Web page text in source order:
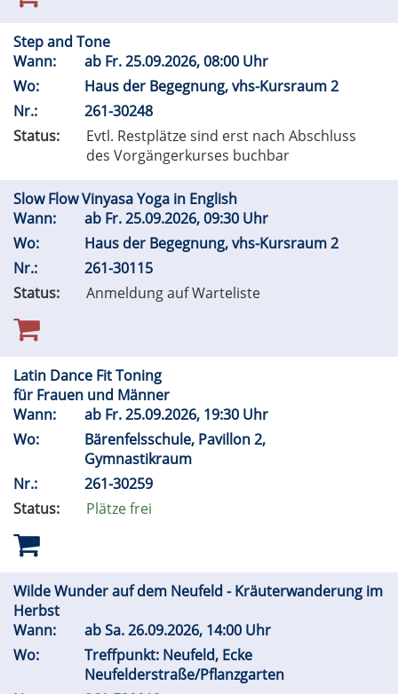
Step and Tone
Wann:
ab Fr.25.09.2026, 08:00 Uhr
Wo:
Haus der Begegnung, vhs-Kursraum 2
Nr.:
261-30248
Status:
Evtl. Restplätze sind erst nach Abschluss
des Vorgängerkurses buchbar
Slow Flow Vinyasa Yoga in English
Wann:
ab Fr.25.09.2026, 09:30 Uhr
Wo:
Haus der Begegnung, vhs-Kursraum 2
Nr.:
261-30115
Status:
Anmeldung auf Warteliste
Latin Dance Fit Toning
für Frauen und Männer
Wann:
ab Fr.25.09.2026, 19:30 Uhr
Wo:
Bärenfelsschule, Pavillon 2,
Gymnastikraum
Nr.:
261-30259
Status:
Plätze frei
Wilde Wunder auf dem Neufeld - Kräuterwanderung im
Herbst
Wann:
abSa.26.09.2026, 14:00 Uhr
Wo:
Treffpunkt: Neufeld, Ecke
Neufelderstraße/Pflanzgarten